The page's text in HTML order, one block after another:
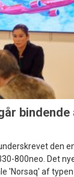
den
800neo. Det
'Norsaq' af typen